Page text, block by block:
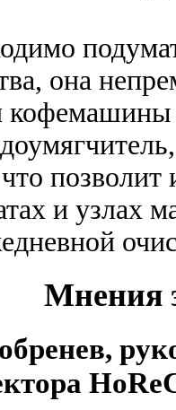
она
позволит
и
Мнения